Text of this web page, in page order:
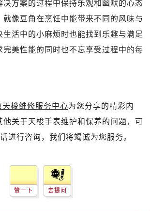
决方案的过程中保持乐观和幽默的心态
就像豆角在烹饪中能带来不同的风味与
生活中的小麻烦时也能找到乐趣与满足
完美性能的同时也不忘享受过程中的每
天梭维修服务中心为您分享的精彩内
他关于天梭手表维护和保养的问题，可
进行咨询，我们将竭诚为您服务。
赞一下 去提问